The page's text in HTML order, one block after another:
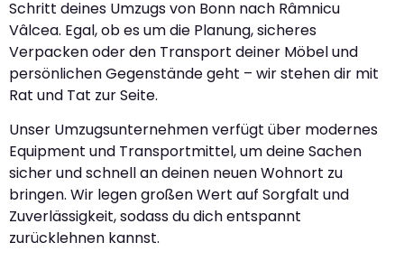
Schritt deines Umzugs von Bonn nach Râmnicu
Vâlcea. Egal, ob es um die Planung, sicheres
Verpacken oder den Transport deiner Möbel und
persönlichen Gegenstände geht – wir stehen dir mit
Rat und Tat zur Seite.
Unser Umzugsunternehmen verfügt über modernes
Equipment und Transportmittel, um deine Sachen
sicher und schnell an deinen neuen Wohnort zu
bringen. Wir legen großen Wert auf Sorgfalt und
Zuverlässigkeit, sodass du dich entspannt
zurücklehnen kannst.